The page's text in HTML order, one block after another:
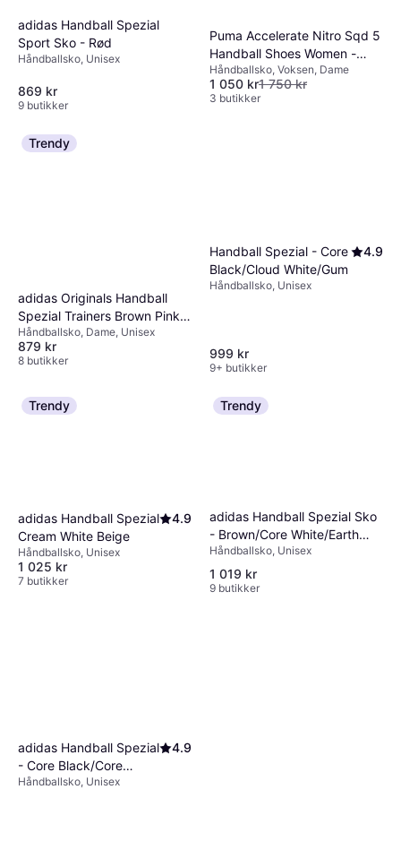
adidas Handball Spezial
Sport Sko - Rød
Håndballsko, Unisex
869 kr
9 butikker
Puma Accelerate Nitro Sqd 5
Handball Shoes Women -
White/Royal Sapphire/Light
Lavender
Håndballsko, Voksen, Dame
1 050 kr1 750 kr
3 butikker
Trendy
adidas Originals Handball
Spezial Trainers Brown Pink
Gum Sole
Håndballsko, Dame, Unisex
879 kr
8 butikker
Handball Spezial - Core
Black/Cloud White/Gum
4.9
Håndballsko, Unisex
999 kr
9+ butikker
Trendy
adidas Handball Spezial
Cream White Beige
4.9
Håndballsko, Unisex
1 025 kr
7 butikker
Trendy
adidas Handball Spezial Sko
- Brown/Core White/Earth
Strata
Håndballsko, Unisex
1 019 kr
9 butikker
adidas Handball Spezial
- Core Black/Core
White/Core Black
4.9
Håndballsko, Unisex